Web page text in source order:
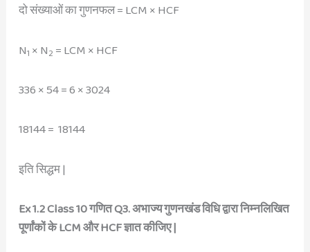
दो संख्याओं का गुणनफल = LCM × HCF
N1 × N2 = LCM × HCF
336 × 54 = 6 × 3024
18144 = 18144
इति सिद्धम |
Ex 1.2 Class 10 गणित Q3. अभाज्य गुणनखंड विधि द्वारा निम्नलिखित
पूर्णांकों के LCM और HCF ज्ञात कीजिए |